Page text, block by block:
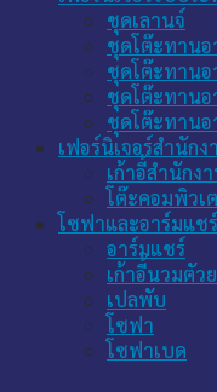
ชุดเลานจ์
ชุดโต๊ะทานอ
ชุดโต๊ะทานอ
ชุดโต๊ะทานอ
ชุดโต๊ะทานอ
เฟอร์นิเจอร์สำนักง
เก้าอี้สำนักง
โต๊ะคอมพิวเ
โซฟาและอาร์มแชร์
อาร์มแชร์
เก้าอี้นวมตัว
เปลพับ
โซฟา
โซฟาเบด